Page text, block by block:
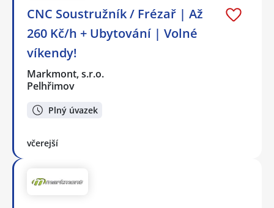
CNC Soustružník / Frézař | Až
260 Kč/h + Ubytování | Volné
víkendy!
Markmont, s.r.o.
Pelhřimov
Plný úvazek
včerejší